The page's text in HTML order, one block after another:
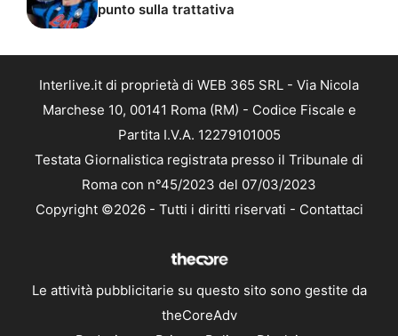
punto sulla trattativa
Interlive.it di proprietà di WEB 365 SRL - Via Nicola
Marchese 10, 00141 Roma (RM) - Codice Fiscale e
Partita I.V.A. 12279101005
Testata Giornalistica registrata presso il Tribunale di
Roma con n°45/2023 del 07/03/2023
Copyright ©2026 - Tutti i diritti riservati - Contattaci
Le attività pubblicitarie su questo sito sono gestite da
theCoreAdv